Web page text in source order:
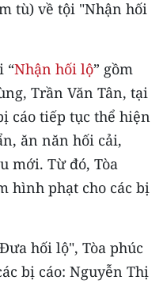
tù) về tội "Nhận hối
“Nhận hối lộ” gồm
Trần Văn Tân, tại
cáo tiếp tục thể hiện
ăn năn hối cải,
mới. Từ đó, Tòa
hình phạt cho các bị
hối lộ", Tòa phúc
bị cáo: Nguyễn Thị